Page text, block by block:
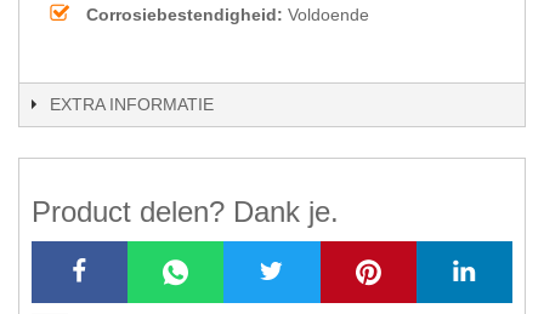
Corrosiebestendigheid: Voldoende
EXTRA INFORMATIE
Product delen? Dank je.